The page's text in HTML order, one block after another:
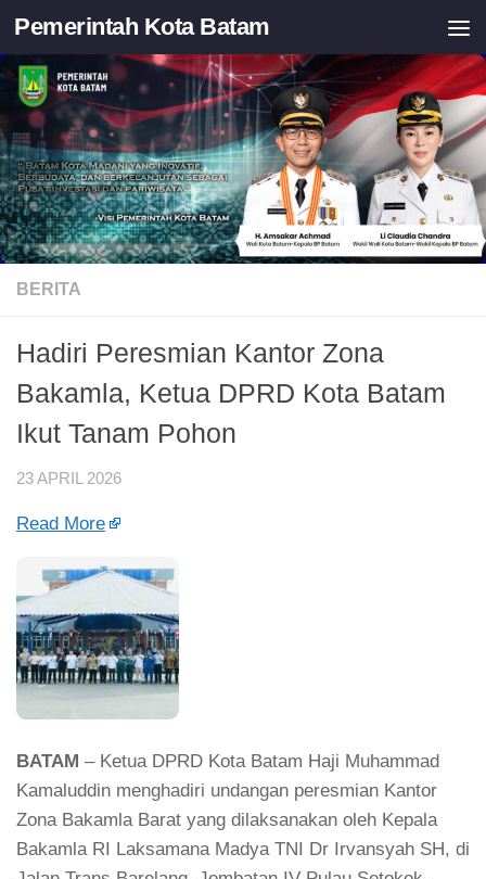
Skip to content
Pemerintah Kota Batam
BERITA
Hadiri Peresmian Kantor Zona
Bakamla, Ketua DPRD Kota Batam
Ikut Tanam Pohon
23 APRIL 2026
Read More
BATAM – Ketua DPRD Kota Batam Haji Muhammad
Kamaluddin menghadiri undangan peresmian Kantor
Zona Bakamla Barat yang dilaksanakan oleh Kepala
Bakamla RI Laksamana Madya TNI Dr Irvansyah SH, di